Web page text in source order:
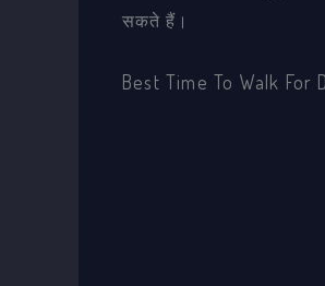
सकते हैं।
Best Time To Walk